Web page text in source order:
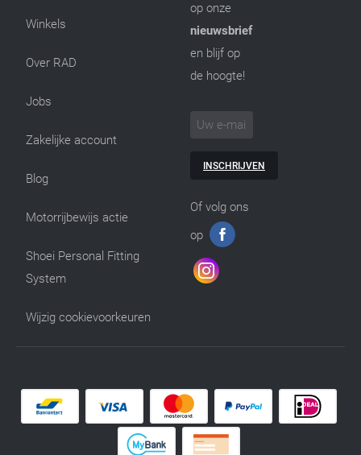
Winkels
Over RAD
Jobs
Zakelijke account
Blog
Motorrijbewijs actie
Shoei Personal Fitting
System
Wijzig cookievoorkeuren
op onze
nieuwsbrief
en blijf op
de hoogte!
INSCHRIJVEN
Of volg ons
op